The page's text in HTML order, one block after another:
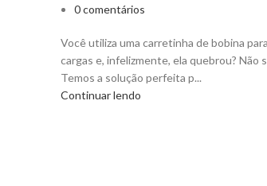
0comentários
Você utiliza uma carretinha de bobina
cargas e, infelizmente, ela quebrou? Não
Temos a solução perfeita p...
Continuar lendo